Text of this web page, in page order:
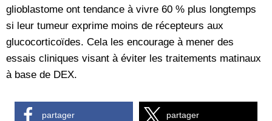
glioblastome ont tendance à vivre 60 % plus longtemps
si leur tumeur exprime moins de récepteurs aux
glucocorticoïdes. Cela les encourage à mener des
essais cliniques visant à éviter les traitements matinaux
à base de DEX.
partager partager